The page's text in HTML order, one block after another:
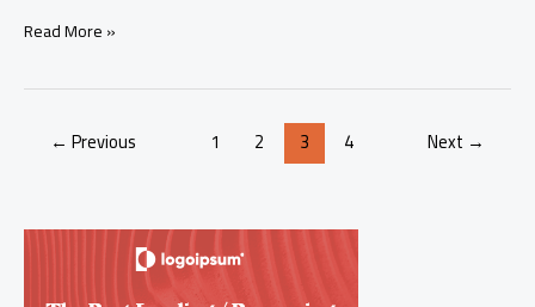
Oficina
formação
Read More »
← Previous 1 2 3 4 Next →